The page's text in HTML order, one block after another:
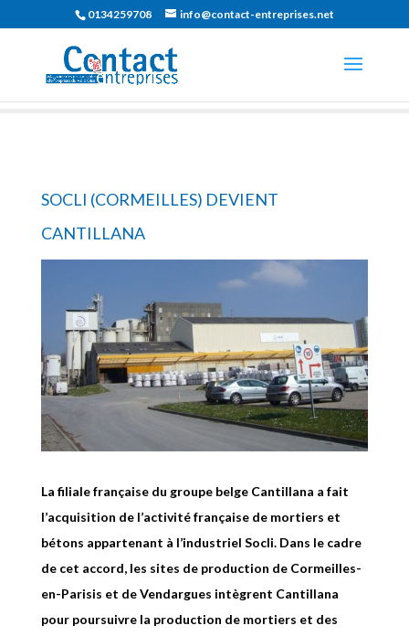
0134259708 info@contact-entreprises.net
SOCLI (CORMEILLES) DEVIENT
CANTILLANA
La filiale française du groupe belge Cantillana a fait
l’acquisition de l’activité française de mortiers et
bétons appartenant à l’industriel Socli. Dans le cadre
de cet accord, les sites de production de Cormeilles-
en-Parisis et de Vendargues intègrent Cantillana
pour poursuivre la production de mortiers et des